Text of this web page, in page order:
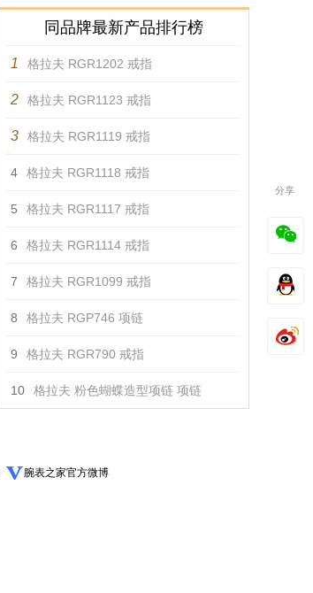
同品牌最新产品排行榜
1 格拉夫 RGR1202 戒指
2 格拉夫 RGR1123 戒指
3 格拉夫 RGR1119 戒指
4 格拉夫 RGR1118 戒指
5 格拉夫 RGR1117 戒指
6 格拉夫 RGR1114 戒指
7 格拉夫 RGR1099 戒指
8 格拉夫 RGP746 项链
9 格拉夫 RGR790 戒指
10 格拉夫 粉色蝴蝶造型项链 项链
腕表之家官方微博
分享